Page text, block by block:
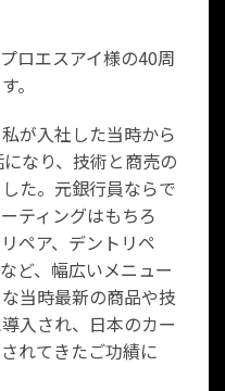
ロエスアイ様の40周
。
が入社した当時から
なり、技術と商売の
た。元銀行員ならで
ティングはもちろ
ペア、デントリペ
ど、幅広いメニュー
当時最新の商品や技
入され、日本のカー
れてきたご功績に